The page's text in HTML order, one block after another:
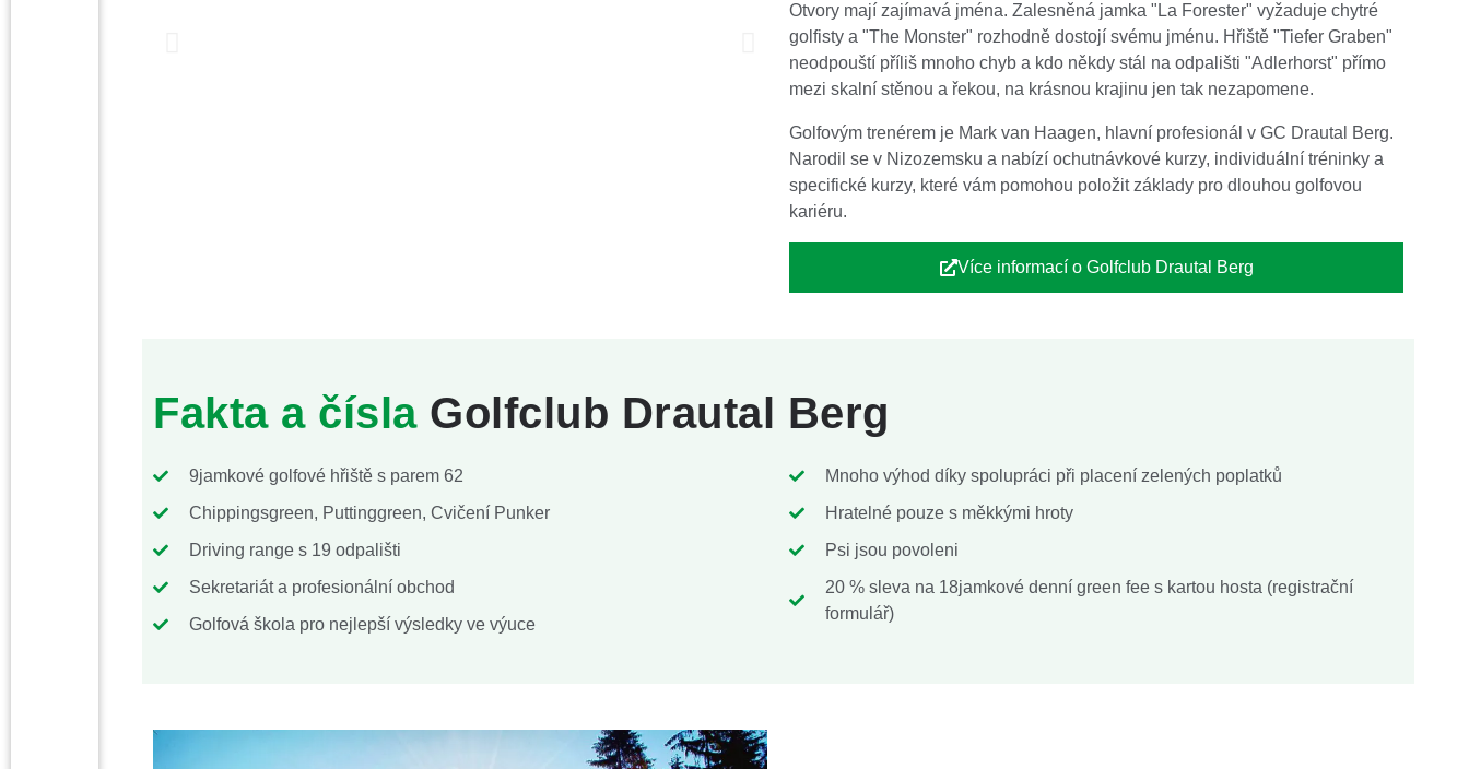
Otvory mají zajímavá jména. Zalesněná jamka "La Forester" vyžaduje chytré
golfisty a "The Monster" rozhodně dostojí svému jménu. Hřiště "Tiefer Graben"
neodpouští příliš mnoho chyb a kdo někdy stál na odpališti "Adlerhorst" přímo
mezi skalní stěnou a řekou, na krásnou krajinu jen tak nezapomene.
Golfovým trenérem je Mark van Haagen, hlavní profesionál v GC Drautal Berg.
Narodil se v Nizozemsku a nabízí ochutnávkové kurzy, individuální tréninky a
specifické kurzy, které vám pomohou položit základy pro dlouhou golfovou
kariéru.
Více informací o Golfclub Drautal Berg
Fakta a číslaGolfclub Drautal Berg
9jamkové golfové hřiště s parem 62
Chippingsgreen, Puttinggreen, Cvičení Punker
Driving range s 19 odpališti
Sekretariát a profesionální obchod
Golfová škola pro nejlepší výsledky ve výuce
Mnoho výhod díky spolupráci při placení zelených poplatků
Hratelné pouze s měkkými hroty
Psi jsou povoleni
20 % sleva na 18jamkové denní green fee s kartou hosta (registrační
formulář)